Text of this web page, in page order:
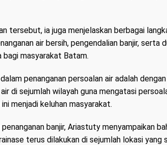
tersebut, ia juga menjelaskan berbagai
air bersih, pengendalian banjir, serta
masyarakat Batam.
penanganan persoalan air adalah
di sejumlah wilayah guna mengatasi
menjadi keluhan masyarakat.
banjir, Ariastuty menyampaikan
terus dilakukan di sejumlah lokasi yang